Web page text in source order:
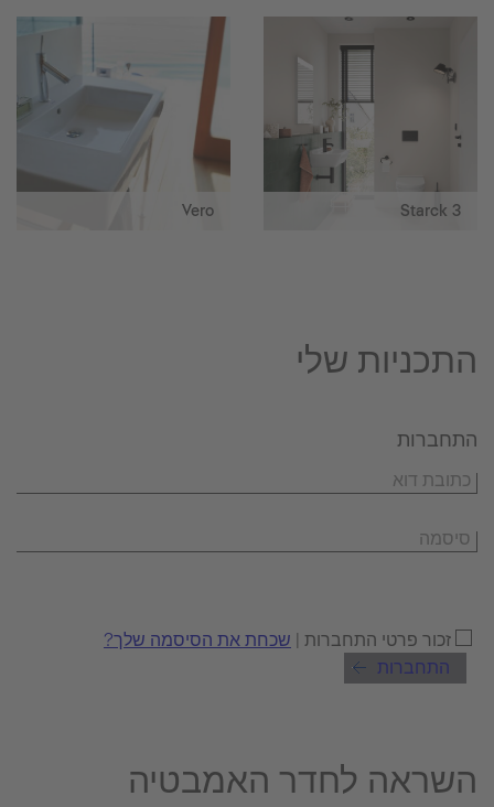
Starck 3
Vero
התכניות שלי
התחברות
זכור פרטי התחברות | שכחת את הסיסמה שלך?
התחברות
השראה לחדר האמבטיה